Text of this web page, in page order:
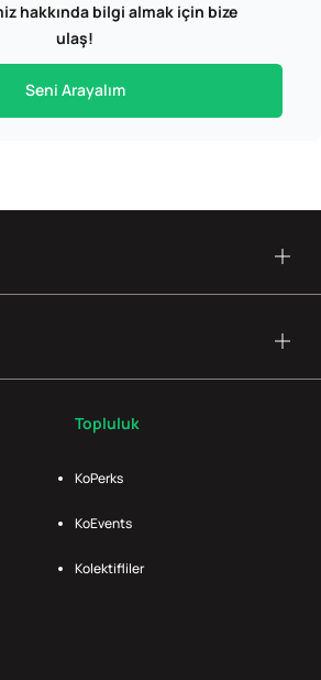
hakkında bilgi almak için bize
ulaş!
Seni Arayalım
Topluluk
KoPerks
KoEvents
Kolektifliler